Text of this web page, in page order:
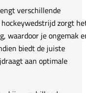
verschillende
zorgt
waardoor je ongemak
biedt de juiste
aan optimale